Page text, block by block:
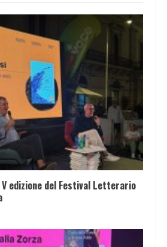
edizione del Festival Letterario